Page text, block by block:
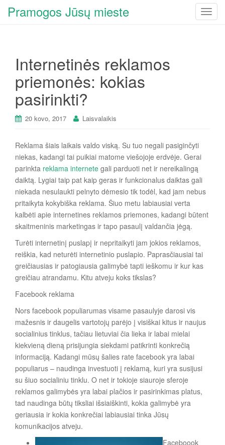
T
Pramogos Jūsų mieste
Internetinės reklamos
priemonės: kokias
pasirinkti?
20 kovo, 2017 Laisvalaikis
Reklama šiais laikais valdo viską. Su tuo negali pasiginčyti
niekas, kadangi tai puikiai matome viešojoje erdvėje. Gerai
parinkta reklama internete gali parduoti net ir nereikalingą
daiktą. Lygiai taip pat kaip geras ir funkcionalus daiktas gali
niekada nesulaukti pelnyto dėmesio tik todėl, kad jam nebus
pritaikyta kokybiška reklama. Šiuo metu labiausiai verta
kalbėti apie internetines reklamos priemones, kadangi būtent
skaitmeninis marketingas ir tapo pasaulį valdančia jėgą.
Turėti internetinį puslapį ir nepritaikyti jam jokios reklamos,
reiškia, kad neturėti internetinio puslapio. Paprasčiausiai tai
greičiausias ir patogiausia galimybė tapti ieškomu ir kur kas
greičiau atrandamu. Kitu atveju koks tikslas?
Facebook reklama
Nors facebook populiarumas visame pasaulyje darosi vis
mažesnis ir daugelis vartotojų parėjo į visiškai kitus ir naujus
socialinius tinklus, tačiau lietuviai čia lieka ir labai mielai
kiekvieną dieną prisijungia siekdami patikrinti konkrečią
informaciją. Kadangi mūsų šalies rate facebook yra labai
populiarus – naudinga investuoti į reklamą, kuri yra susijusi
su šiuo socialiniu tinklu. O net ir tokioje siauroje sferoje
reklamos galimybės yra labai plačios ir pasirinkimas platus,
tad naudinga būtų tiksliai išsiaiškinti, kokia galimybė yra
geriausia ir kokia konkrečiai labiausiai tinka Jūsų
komunikacijos atveju.
Faceboook